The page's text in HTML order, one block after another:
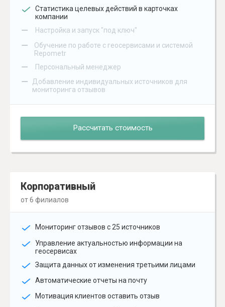
Статистика целевых действий в карточках
компании
– Настройка и запуск "под ключ"
–
Обучение по работе с геосервисами и системой
Repometr
– Персональный менеджер
–
Добавление индивидуальных источников для
мониторинга отзывов
Рассчитать стоимость
Корпоративный
от 6 филиалов
Мониторинг отзывов с 25 источников
Управление актуальностью информации на
геосервисах
Защита данных от изменения третьими лицами
Автоматические отчеты на почту
Мотивация клиентов оставить отзыв